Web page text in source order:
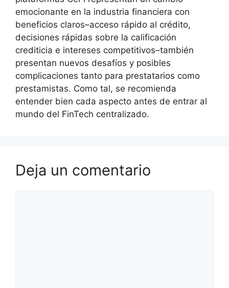
emocionante en la industria financiera con
beneficios claros–acceso rápido al crédito,
decisiones rápidas sobre la calificación
crediticia e intereses competitivos–también
presentan nuevos desafíos y posibles
complicaciones tanto para prestatarios como
prestamistas. Como tal, se recomienda
entender bien cada aspecto antes de entrar al
mundo del FinTech centralizado.
Deja un comentario